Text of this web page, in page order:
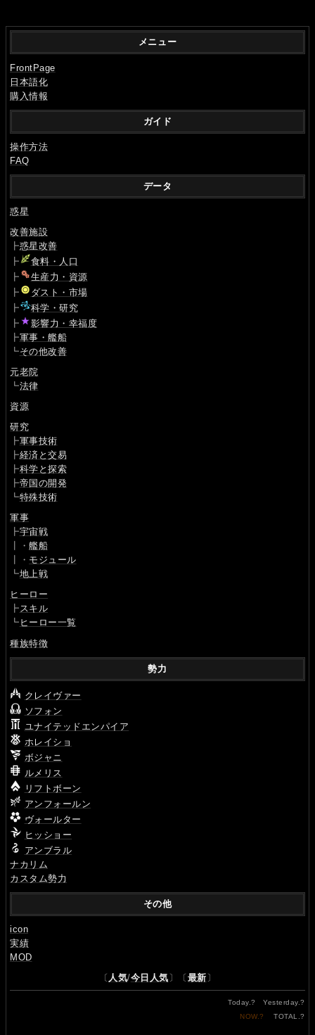
メニュー
FrontPage
日本語化
購入情報
ガイド
操作方法
FAQ
データ
惑星
改善施設
┣惑星改善
┣
食料・人口
┣
生産力・資源
┣
ダスト・市場
┣
科学・研究
┣
影響力・幸福度
┣軍事・艦船
┗その他改善
元老院
┗法律
資源
研究
┣軍事技術
┣経済と交易
┣科学と探索
┣帝国の開発
┗特殊技術
軍事
┣宇宙戦
┃・艦船
┃・ モジュール
┗地上戦
ヒーロー
┣スキル
┗ ヒーロー一覧
種族特徴
勢力
クレイヴァー
ソフォン
ユナイテッドエンパイア
ホレイショ
ボジャニ
ルメリス
リフトボーン
アンフォールン
ヴォールター
ヒッショー
アンブラル
ナカリム
カスタム勢力
その他
icon
実績
MOD
〔 人気/今日人気 〕〔 最新 〕
Today.? Yesterday.?
NOW.? TOTAL.?